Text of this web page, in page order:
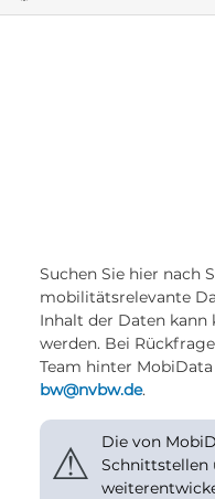
Suchen Sie hier nach
mobilitätsrelevante
Inhalt der Daten
werden. Bei
Team hinter
bw@nvbw.de.
⚠
Die von
Schnittstellen